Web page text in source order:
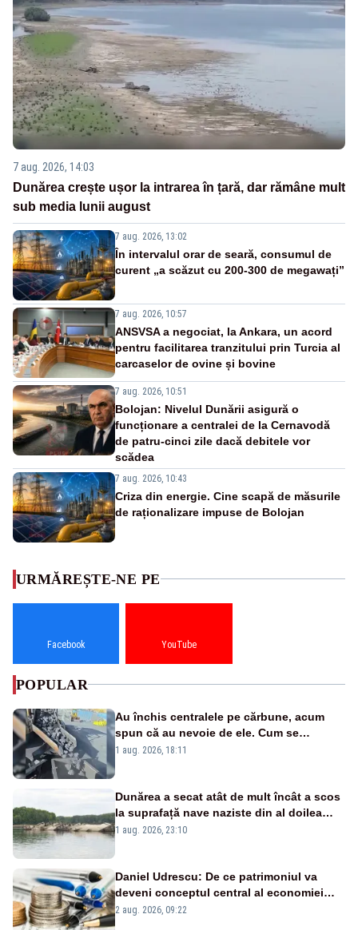
7 aug. 2026, 14:03
Dunărea crește ușor la intrarea în țară, dar rămâne mult
sub media lunii august
7 aug. 2026, 13:02
În intervalul orar de seară, consumul de
curent „a scăzut cu 200-300 de megawați”
7 aug. 2026, 10:57
ANSVSA a negociat, la Ankara, un acord
pentru facilitarea tranzitului prin Turcia al
carcaselor de ovine și bovine
7 aug. 2026, 10:51
Bolojan: Nivelul Dunării asigură o
funcționare a centralei de la Cernavodă
de patru-cinci zile dacă debitele vor
scădea
7 aug. 2026, 10:43
Criza din energie. Cine scapă de măsurile
de raționalizare impuse de Bolojan
URMĂREȘTE-NE PE
Facebook YouTube
POPULAR
Au închis centralele pe cărbune, acum
spun că au nevoie de ele. Cum se
pasează vina în plină criză energetică
1 aug. 2026, 18:11
Dunărea a secat atât de mult încât a scos
la suprafață nave naziste din al doilea
război mondial
1 aug. 2026, 23:10
Daniel Udrescu: De ce patrimoniul va
deveni conceptul central al economiei
viitoare?
2 aug. 2026, 09:22